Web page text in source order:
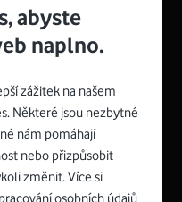
cm (včetně stojánku)
bezdrátové připojení Wi-
abyste
naplno.
zážitek na našem
Některé jsou nezbytné
nám pomáhají
nebo přizpůsobit
změnit. Více si
osobních údajů